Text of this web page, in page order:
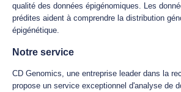
qualité des données épigénomiques. Les
prédites aident à comprendre la distribution
épigénétique.
Notre service
CD Genomics, une entreprise leader dans la
propose un service exceptionnel d'analyse de